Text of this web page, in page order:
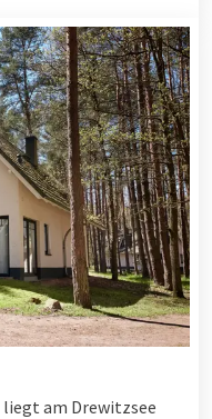
am Drewitzsee